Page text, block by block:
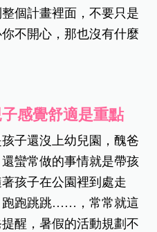
個計畫裡面，不要只是
不開心，那也沒有什麼
感覺舒適是重點
子還沒上幼兒園，醜爸
蠻常做的事情就是帶孩
孩子在公園裡到處走
跑跑跳跳……，常常就這
醒，暑假的活動規劃不